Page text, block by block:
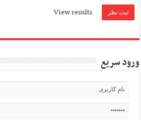
View results
ورود سریع